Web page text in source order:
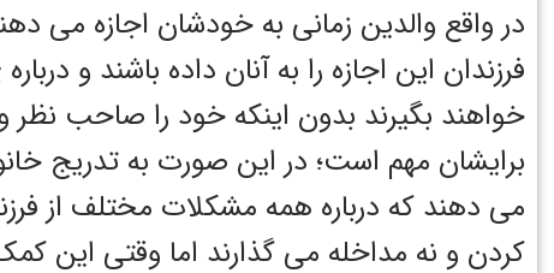
در واقع والدین زمانی به خودشان اجازه می
فرزندان این اجازه را به آنان داده باشند و
خواهند بگیرند بدون اینکه خود را صاحب نظر
برایشان مهم است؛ در این صورت به تدریج
می دهند که درباره همه مشکلات مختلف از
کردن و نه مداخله می گذارند اما وقتی